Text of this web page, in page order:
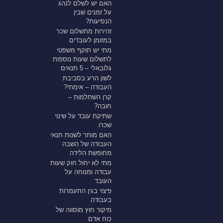
האם יש לשלם לנהג
על זמנים שבין
הנסיעות?
זהירות מתשלום שכר
במזומן לעובדים
מתי יש תוקף משפטי
לתשלום שעות נוספות
גלובאלי – 5 תנאים
לשון הרע בסביבת
העבודה – אימתי?
קרן השתלמות –
חובה?
שתיקת עובד על שינוי
שכרו
האם מותר לשנות תנאי
העבודה של השבה
מחופשת הלידה
מתי לא יחול חוק שעות
עבודה ומנוחה על
העובד
פיצוי בגין התעמרות
בעבודה
מיקור חוץ מוסווה של
כוח אדם